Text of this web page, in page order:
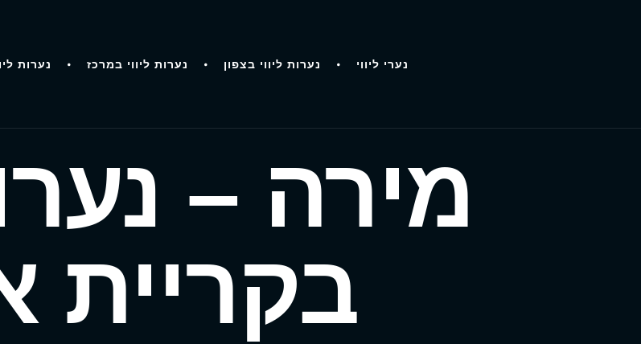
נערות נערות ליווי במרכז נערות ליווי בצפון נערי ליווי
מירה –
בקריית